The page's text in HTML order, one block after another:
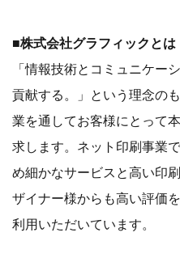
■株式会社グラフィックとは
「情報技術とコミュニケー
貢献する。」という理念の
業を通してお客様にとって
求します。ネット印刷事業
め細かなサービスと高い印
ザイナー様からも高い評価
利用いただいています。